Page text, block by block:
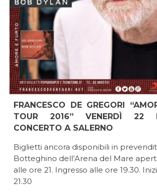
FRANCESCO DE GREGORI
TOUR 2016” VENERDÌ 22
CONCERTO A SALERNO
Biglietti ancora disponibili in
Botteghino dell’Arena del Mare
alle ore 21. Ingresso alle ore 19.30.
21.30